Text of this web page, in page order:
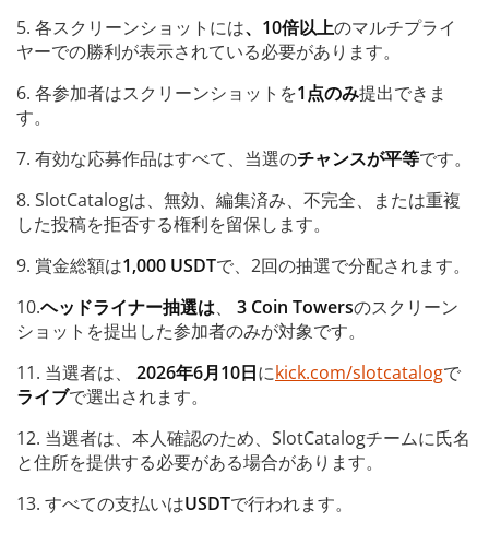
5. 各スクリーンショットには、10倍以上のマルチプライ
ヤーでの勝利が表示されている必要があります。
6. 各参加者はスクリーンショットを1点のみ提出できま
す。
7. 有効な応募作品はすべて、当選のチャンスが平等です。
8. SlotCatalogは、無効、編集済み、不完全、または重複
した投稿を拒否する権利を留保します。
9. 賞金総額は1,000 USDTで、2回の抽選で分配されます。
10.ヘッドライナー抽選は、 3 Coin Towersのスクリーン
ショットを提出した参加者のみが対象です。
11. 当選者は、 2026年6月10日にkick.com/slotcatalogで
ライブで選出されます。
12. 当選者は、本人確認のため、SlotCatalogチームに氏名
と住所を提供する必要がある場合があります。
13. すべての支払いはUSDTで行われます。